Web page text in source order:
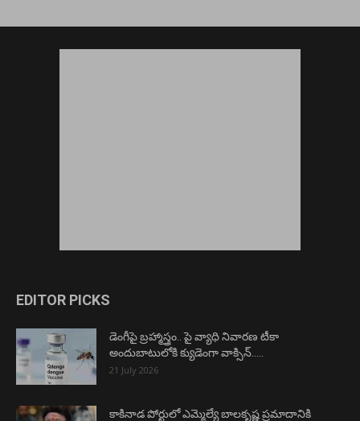
EDITOR PICKS
డెంగీపై బ్రహ్మాస్త్రం.. పై వ్యాధి నివారణ టీకా
అందుబాటులోకి క్యుడెంగా వాక్సిన్…..
21 July 2026
కాకినాడ పోర్టులో ఎమ్మెల్యే బాలకృష్ణ ప్రమాదానికి